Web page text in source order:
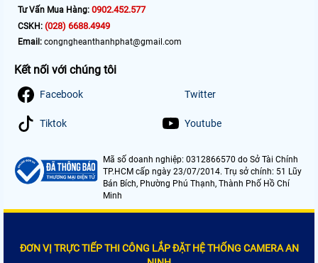
Tư Vấn Mua Hàng: 0902.452.577
CSKH: (028) 6688.4949
Email: congngheanthanhphat@gmail.com
Kết nối với chúng tôi
Facebook Twitter
Tiktok Youtube
Mã số doanh nghiệp: 0312866570 do Sở Tài Chính
TP.HCM cấp ngày 23/07/2014. Trụ sở chính: 51 Lũy
Bán Bích, Phường Phú Thạnh, Thành Phố Hồ Chí
Minh
ĐƠN VỊ TRỰC TIẾP THI CÔNG LẮP ĐẶT HỆ THỐNG CAMERA AN